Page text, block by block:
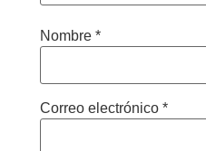
Nombre *
Correo electrónico *